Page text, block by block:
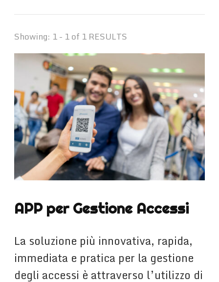
Showing: 1 - 1 of 1 RESULTS
APP per Gestione Accessi
La soluzione più innovativa, rapida,
immediata e pratica per la gestione
degli accessi è attraverso l’utilizzo di